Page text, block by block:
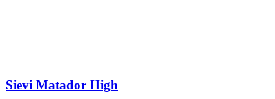
Sievi Matador High